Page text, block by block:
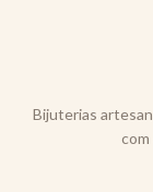
Bijuterias